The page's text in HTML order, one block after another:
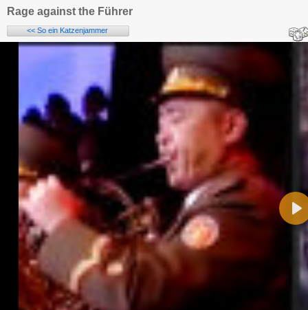
Rage against the Führer
<< So ein Katzenjammer
Name:
E-Mail-Adresse (optional):
Kommentar: